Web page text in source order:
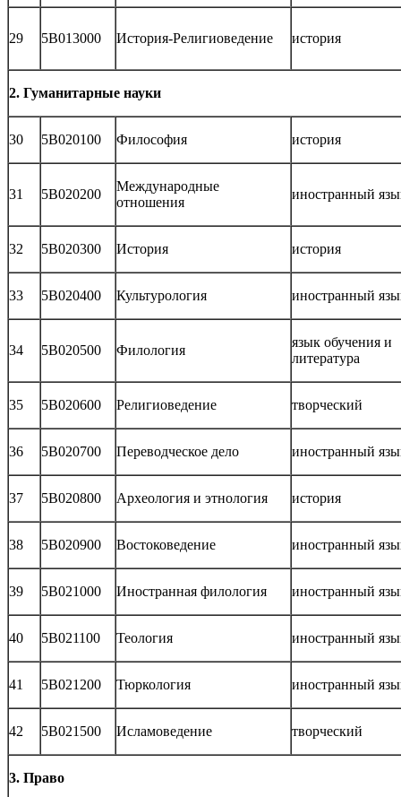
29 5В013000 История-Религиоведение история
2. Гуманитарные науки
30 5В020100 Философия история
31 5В020200
Международные
отношения
иностранный
32 5В020300 История история
33 5В020400 Культурология иностранный
34 5В020500 Филология
язык обучения и
литература
35 5В020600 Религиоведение творческий
36 5В020700 Переводческое дело иностранный
37 5В020800 Археология и этнология история
38 5В020900 Востоковедение иностранный
39 5В021000 Иностранная филология иностранный
40 5В021100 Теология иностранный
41 5В021200 Тюркология иностранный
42 5В021500 Исламоведение творческий
3. Право